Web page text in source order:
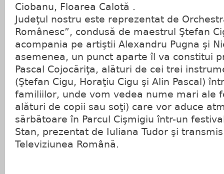
Ciobanu, Floarea Calotă .
Judeţul nostru este reprezentat de
Românesc”, condusă de maestrul Ştefan
acompania pe artiştii Alexandru Pugna şi
asemenea, un punct aparte îl va constitui
Pascal Cojocăriţa, alături de cei trei
(Ştefan Cigu, Horaţiu Cigu şi Alin Pascal)
familiilor, unde vom vedea nume mari ale
alături de copii sau soţi) care vor aduce
sărbătoare în Parcul Cişmigiu într-un
Stan, prezentat de Iuliana Tudor şi
Televiziunea Română.